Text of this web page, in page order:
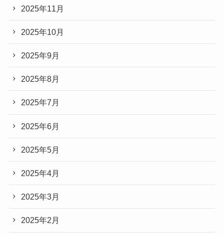
2025年11月
2025年10月
2025年9月
2025年8月
2025年7月
2025年6月
2025年5月
2025年4月
2025年3月
2025年2月